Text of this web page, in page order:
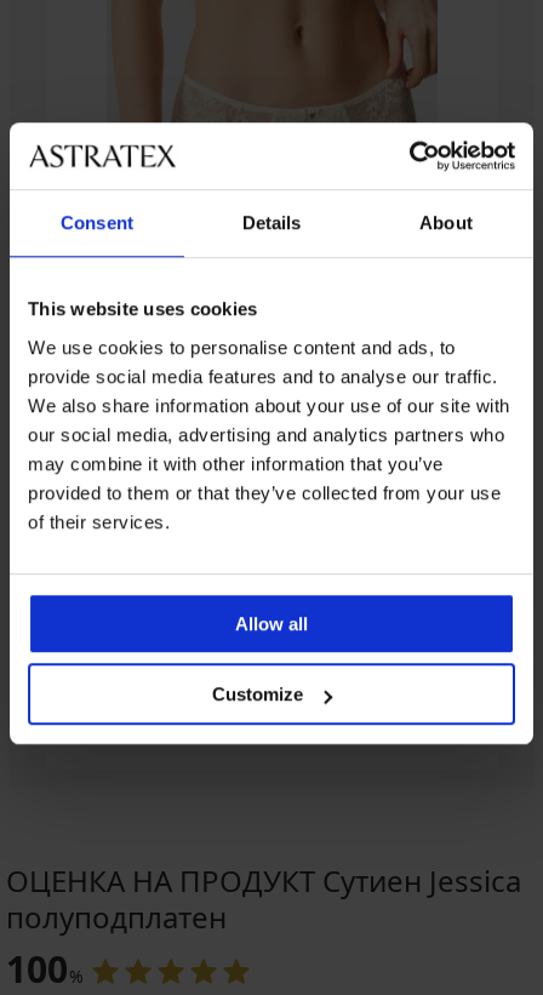
Consent Details About
This website uses cookies
We use cookies to personalise content and ads, to
provide social media features and to analyse our traffic.
We also share information about your use of our site with
our social media, advertising and analytics partners who
may combine it with other information that you’ve
provided to them or that they’ve collected from your use
of their services.
Allow all
Customize
40,99
€
(80,17
32,79
(64,13
код
GET20
71,99
€
57,59
код
GET20
BESTSELLER
Сутиен
63,99
€
лв.)
Сутиен
Sophie
I
62,99
(123,20
лв.)
Misha
полуподплатен
€
(41,05
полуподплатен
(95,82
лв.)
€
(76,65
лв.)
код
GET20
Бразилски бикини Jessica
Намаление
7,80 €(15,26 лв.)Първоначална цена
25,99 €(50,83 лв.)
ОЦЕНКА НА ПРОДУКТ Сутиен Jessica
полуподплатен
100%